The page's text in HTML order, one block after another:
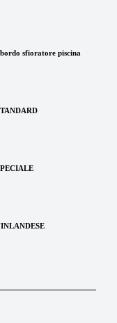
sfioratore piscina